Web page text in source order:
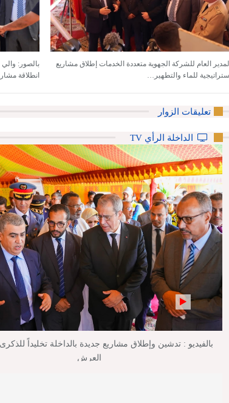
المدير العام للشركة الجهوية متعددة الخدمات إطلاق مشاريع
استراتيجية للماء والتطهير…
بالصور:
انطلاقة
تعليقات الزوار
الداخلة الرأي TV
العرش